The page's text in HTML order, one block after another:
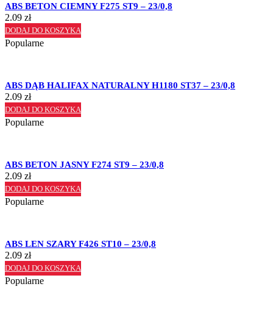
ABS BETON CIEMNY F275 ST9 – 23/0,8
2.09 zł
DODAJ DO KOSZYKA
Popularne
ABS DĄB HALIFAX NATURALNY H1180 ST37 – 23/0,8
2.09 zł
DODAJ DO KOSZYKA
Popularne
ABS BETON JASNY F274 ST9 – 23/0,8
2.09 zł
DODAJ DO KOSZYKA
Popularne
ABS LEN SZARY F426 ST10 – 23/0,8
2.09 zł
DODAJ DO KOSZYKA
Popularne